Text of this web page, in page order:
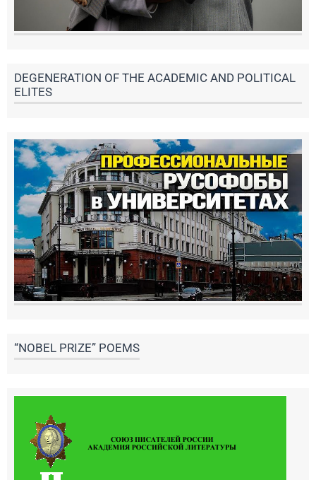
DEGENERATION OF THE ACADEMIC AND POLITICAL
ELITES
“NOBEL PRIZE” POEMS